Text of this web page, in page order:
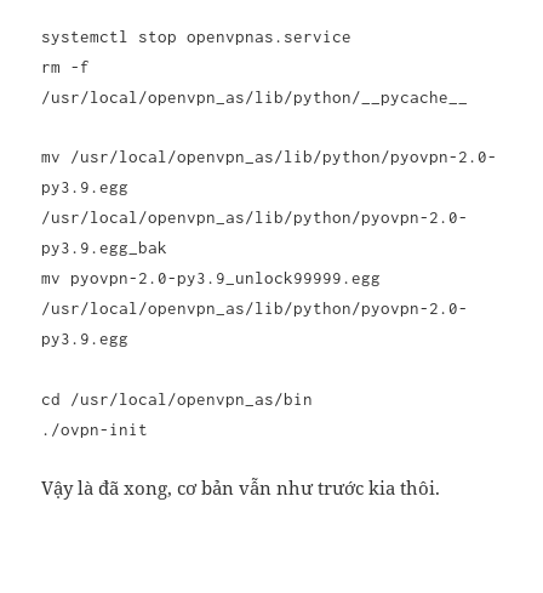
systemctl stop openvpnas.service
rm -f
/usr/local/openvpn_as/lib/python/__pycache__
mv /usr/local/openvpn_as/lib/python/pyovpn-2.0-
py3.9.egg
/usr/local/openvpn_as/lib/python/pyovpn-2.0-
py3.9.egg_bak
mv pyovpn-2.0-py3.9_unlock99999.egg
/usr/local/openvpn_as/lib/python/pyovpn-2.0-
py3.9.egg
cd /usr/local/openvpn_as/bin
./ovpn-init
Vậy là đã xong, cơ bản vẫn như trước kia thôi.